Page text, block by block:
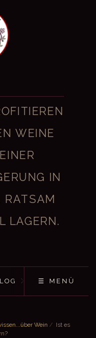
WEINE
IN
RATSAM
LAGERN.
☰ MENÜ
Wein / Ist es